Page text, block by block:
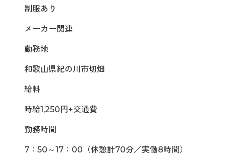
制服あり
メーカー関連
勤務地
和歌山県紀の川市切畑
給料
時給1,250円+交通費
勤務時間
7：50～17：00（休憩計70分／実働8時間）